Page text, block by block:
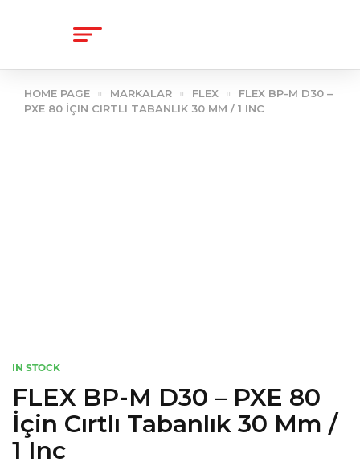
HOME PAGE MARKALAR FLEX
FLEX BP-M D30 –
PXE 80 İÇIN CIRTLI TABANLIK 30 MM / 1 INC
IN STOCK
FLEX BP-M D30 – PXE 80
İçin Cırtlı Tabanlık 30 Mm /
1 Inc